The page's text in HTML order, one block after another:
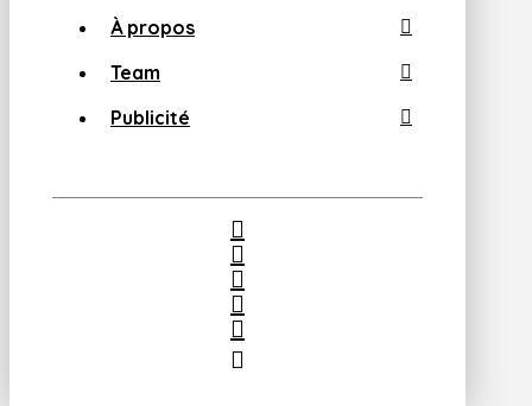
À propos
Team
Publicité